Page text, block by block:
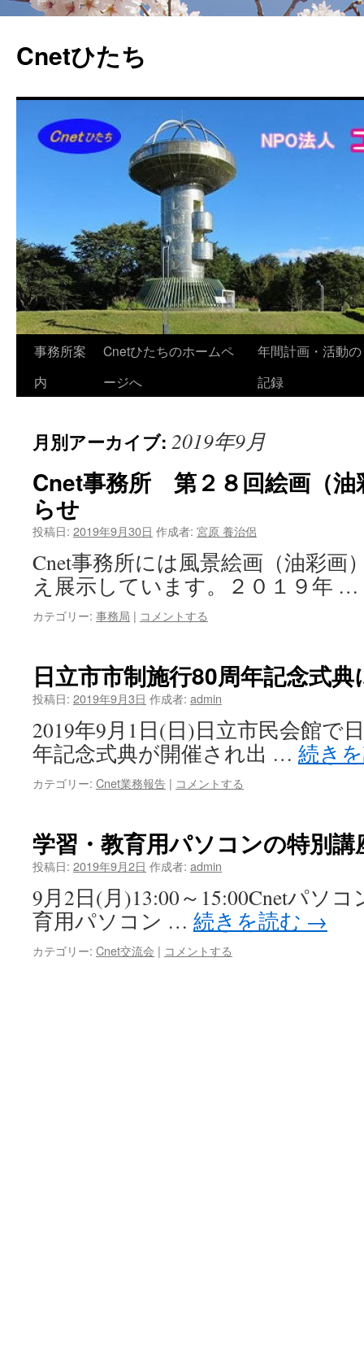
Cnetひたち
コ
ス
キ
ッ
事務所案
内
Cnetひたちのホームペ
ージへ
年間計画・活動の
記録
月別アーカイブ: 2019年9月
Cnet事務所 第２８回絵画（油
らせ
投稿日: 2019年9月30日 作成者: 宮原 養治侶
Cnet事務所には風景絵画（油彩画
え展示しています。２０１９年 …
カテゴリー: 事務局 | コメントする
日立市市制施行80周年記念式典
投稿日: 2019年9月3日 作成者: admin
2019年9月1日(日)日立市民会館で
年記念式典が開催され出 … 続き
カテゴリー: Cnet業務報告 | コメントする
学習・教育用パソコンの特別講
投稿日: 2019年9月2日 作成者: admin
9月2日(月)13:00～15:00Cnetパソ
育用パソコン … 続きを読む →
カテゴリー: Cnet交流会 | コメントする